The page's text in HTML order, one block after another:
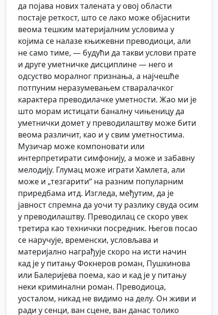
да појава нових талената у овој области
постаје реткост, што се лако може објаснити
веома тешким материјалним условима у
којима се налазе књижевни преводиоци, али
не само тиме, — будући да такви услови прате
и друге уметничке дисциплине — него и
одсуство моралног признања, а најчешће
потпуним неразумевањем стваралачког
карактера преводилачке уметности. Жао ми је
што морам истицати баналну чињеницу да
уметнички домет у преводилаштву може бити
веома различит, као и у свим уметностима.
Музичар може компоновати или
интерпретирати симфонију, а може и забавну
мелодију. Глумац може играти Хамлета, али
може и „тезгарити“ на разним популарним
приредбама итд. Изгледа, међутим, да је
јавност спремна да уочи ту разлику свуда осим
у преводилаштву. Преводилац се скоро увек
третира као технички посредник. Његов посао
се наручује, временски, условљава и
материјално награђује скоро на исти начин
кад је у питању Фокнеров роман, Пушкинова
или Балеријева поема, као и кад је у питању
неки криминални роман. Преводиоца,
уосталом, никад не видимо на делу. Он живи и
ради у сенци, ван сцене, ван данас толико